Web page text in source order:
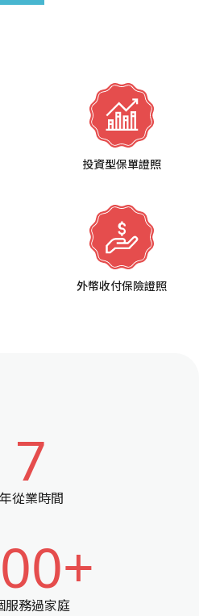
投資型保單證照
外幣收付保險證照
7
年從業時間
服務過家庭